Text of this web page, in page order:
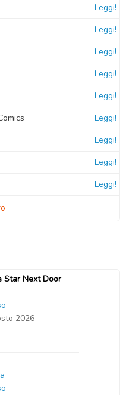
Leggi!
Leggi!
Leggi!
Leggi!
Leggi!
Leggi!
Leggi!
Leggi!
Leggi!
Star Next Door
2026